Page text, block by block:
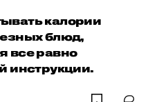
калории
блюд,
все равно
инструкции.